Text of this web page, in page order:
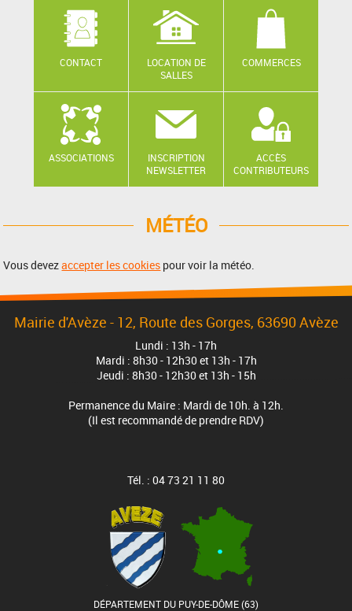
CONTACT
LOCATION DE
SALLES
COMMERCES
ASSOCIATIONS
INSCRIPTION
NEWSLETTER
ACCÈS
CONTRIBUTEURS
MÉTÉO
Vous devezaccepter les cookies pour voir la météo.
Mairie d'Avèze - 12, Route des Gorges, 63690 Avèze
Lundi : 13h - 17h
Mardi : 8h30 - 12h30 et 13h - 17h
Jeudi : 8h30 - 12h30 et 13h - 15h
Permanence du Maire : Mardi de 10h. à 12h.
(Il est recommandé de prendre RDV)
Tél. : 04 73 21 11 80
DÉPARTEMENT DU PUY-DE-DÔME (63)